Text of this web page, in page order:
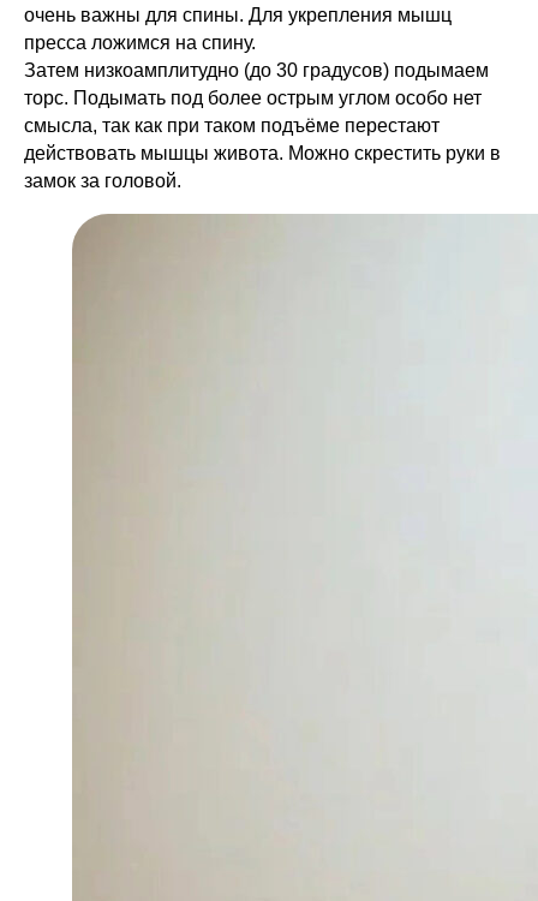
очень важны для спины. Для укрепления мышц
пресса ложимся на спину.
Затем низкоамплитудно (до 30 градусов) подымаем
торс. Подымать под более острым углом особо нет
смысла, так как при таком подъёме перестают
действовать мышцы живота. Можно скрестить руки в
замок за головой.